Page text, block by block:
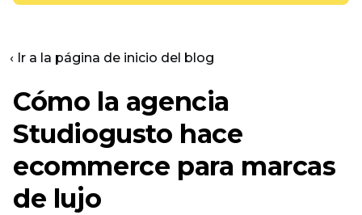
‹ Ir a la página de inicio del blog
Cómo la agencia
Studiogusto hace
ecommerce para marcas
de lujo